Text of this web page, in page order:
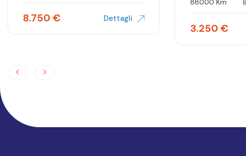
8.750 € Dettagli
88000 Km
3.250 €